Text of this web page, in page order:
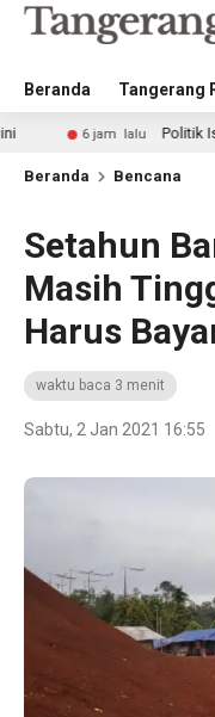
Beranda Tangerang
jam lalu Politik Islam: Dari
Beranda Bencana
Setahun
Masih
Harus
waktu baca 3 menit
Sabtu, 2 Jan 2021 16:55